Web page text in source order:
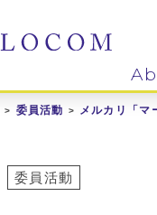
委員活動 メルカリ「マ
委員活動